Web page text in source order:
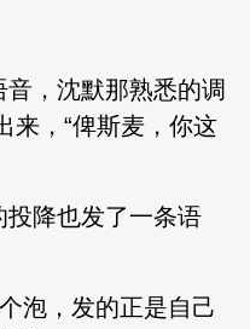
音，沈默那熟悉的调
来，“俾斯麦，你这
投降也发了一条语
泡，发的正是自己